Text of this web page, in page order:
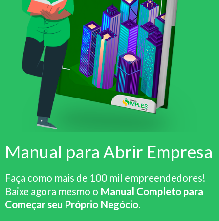
Manual para Abrir Empresa
Faça como mais de 100 mil empreendedores!
Baixe agora mesmo o Manual Completo para
Começar seu Próprio Negócio.